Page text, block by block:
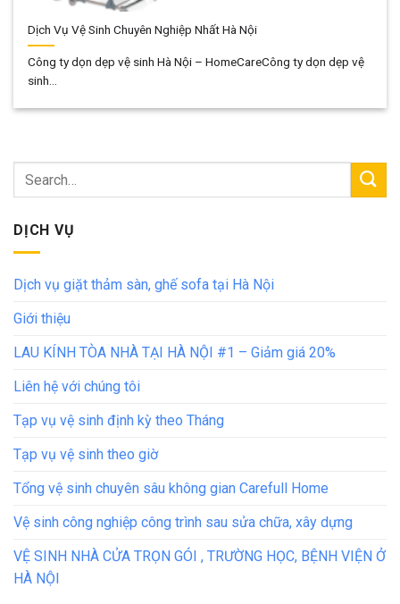
Dịch Vụ Vệ Sinh Chuyên Nghiệp Nhất Hà Nội
Công ty dọn dẹp vệ sinh Hà Nội – HomeCareCông ty dọn dẹp vệ
sinh...
DỊCH VỤ
Dịch vụ giặt thảm sàn, ghế sofa tại Hà Nội
Giới thiệu
LAU KÍNH TÒA NHÀ TẠI HÀ NỘI #1 – Giảm giá 20%
Liên hệ với chúng tôi
Tạp vụ vệ sinh định kỳ theo Tháng
Tạp vụ vệ sinh theo giờ
Tổng vệ sinh chuyên sâu không gian Carefull Home
Vệ sinh công nghiệp công trình sau sửa chữa, xây dựng
VỆ SINH NHÀ CỬA TRỌN GÓI , TRƯỜNG HỌC, BỆNH VIỆN Ở
HÀ NỘI